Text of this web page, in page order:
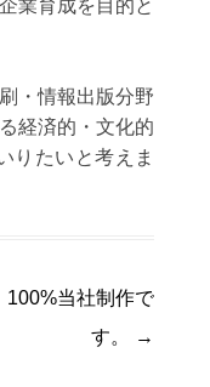
業育成を目的と
・情報出版分野
経済的・文化的
りたいと考えま
100%当社制作で
す。
→